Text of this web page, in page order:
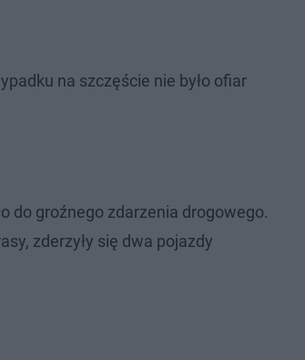
na szczęście nie było ofiar
do groźnego zdarzenia drogowego.
zderzyły się dwa pojazdy